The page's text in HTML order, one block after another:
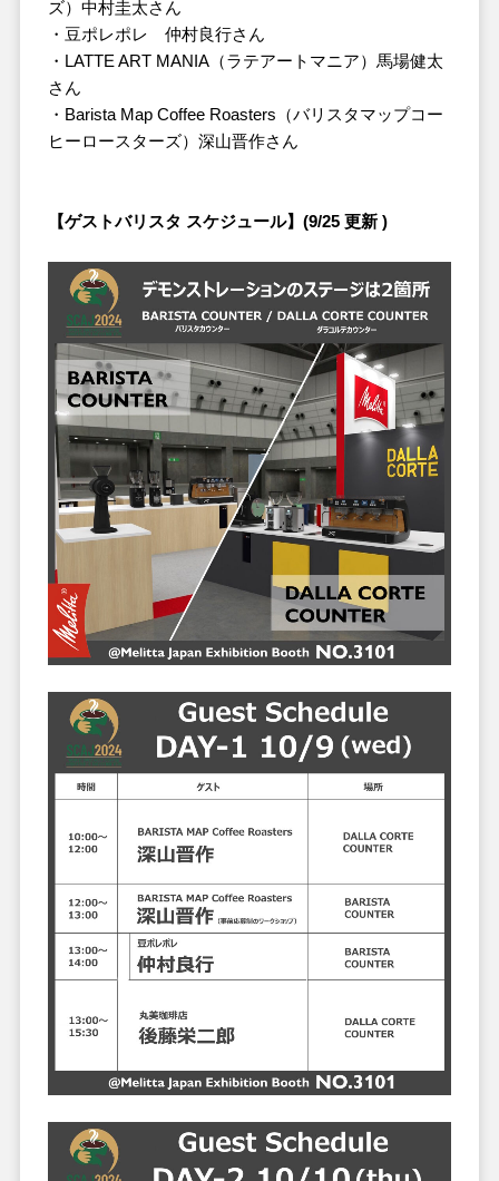
ズ）中村圭太さん
・豆ポレポレ 仲村良行さん
・LATTE ART MANIA（ラテアートマニア）馬場健太
さん
・Barista Map Coffee Roasters（バリスタマップコー
ヒーロースターズ）深山晋作さん
【ゲストバリスタ スケジュール】(9/25 更新 )